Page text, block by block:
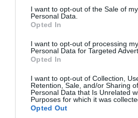
consent section.
I want to opt-out of the Sale of my
Personal Data.
Opted In
I want to opt-out of processing my
Personal Data for Targeted
Opted In
I want to opt-out of Collection,
Retention, Sale, and/or Sharing
Personal Data that Is Unrelated
Purposes for which it was
Opted Out
07.08.2026 | 19:02
Απετράπη το εγχείρημα
αντεπίθεση στο Κολομίγτσι: